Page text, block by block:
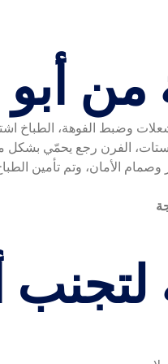
من
وضبط الفوهة، الطباخ
الفرن رجع يحمّي بشكل
الأمان، وتم تأمين
لتجنب